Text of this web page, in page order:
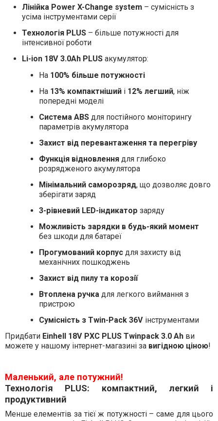
Лінійка Power X-Change system– сумісність з
усіма інструментами серії
Технологія PLUS– більше потужності для
інтенсивної роботи
Li-ion 18V 3.0Ah PLUSакумулятор:
На 100% більше потужності
На 13% компактнішийі 12% легший, ніж
попередні моделі
Система ABSдля постійного моніторингу
параметрів акумулятора
Захист від перевантаження та перегріву
Функція відновленнядля глибоко
розрядженого акумулятора
Мінімальний саморозряд, що дозволяє довго
зберігати заряд
3-рівневий LED-індикатор заряду
Можливість зарядки в будь-який момент
без шкоди для батареї
Прогумований корпусдля захисту від
механічних пошкоджень
Захист від пилу та корозії
Втоплена ручка для легкого виймання з
пристрою
Сумісність з Twin-Pack 36Vінструментами
Придбати Einhell 18V PXC PLUS Twinpack 3.0 Ahви
можете у нашому інтернет-магазині за вигідною ціною!
Маленький, але потужний!
Технологія PLUS: компактний, легкий і
продуктивний
Менше елементів за тієї ж потужності – саме для цього